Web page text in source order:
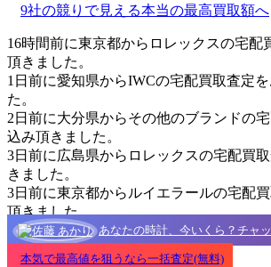
9社の競りで見える本当の最高買取額へ
16時間前に東京都からロレックスの宅配
頂きました。
1日前に愛知県からIWCの宅配買取査定
た。
2日前に大分県からその他のブランドの
込み頂きました。
3日前に広島県からロレックスの宅配買
きました。
3日前に東京都からルイエラールの宅配
頂きました。
あなたの時計、今いくら？チャ
本気で最高値を狙うなら一括査定(無料)